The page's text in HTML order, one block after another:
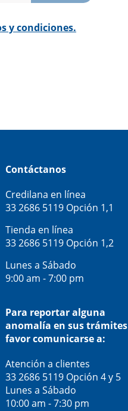
y condiciones.
Contáctanos
Credilana en línea
33 2686 5119 Opción 1,1
Tienda en línea
33 2686 5119 Opción 1,2
Lunes a Sábado
9:00 am - 7:00 pm
Para reportar alguna
anomalía en sus trámites
favor comunicarse a:
Atención a clientes
33 2686 5119 Opción 4 y 5
Lunes a Sábado
10:00 am - 7:30 pm